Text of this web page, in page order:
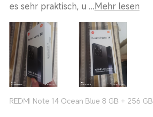
es sehr praktisch, u ...Mehr lesen
REDMI Note 14 Ocean Blue 8 GB + 256 GB